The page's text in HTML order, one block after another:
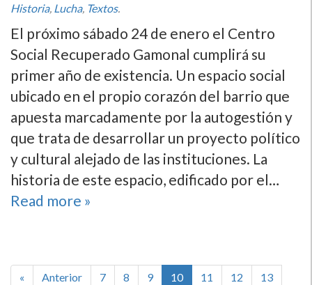
Historia, Lucha, Textos.
El próximo sábado 24 de enero el Centro
Social Recuperado Gamonal cumplirá su
primer año de existencia. Un espacio social
ubicado en el propio corazón del barrio que
apuesta marcadamente por la autogestión y
que trata de desarrollar un proyecto polí­tico
y cultural alejado de las instituciones. La
historia de este espacio, edificado por el…
Read more »
« Anterior 7 8 9 10 11 12
13